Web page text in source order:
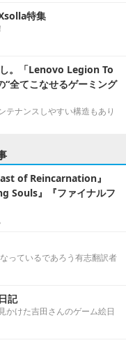
特集
。「Lenovo Legion To
全てこなせるゲーミング
テナンスしやすい構造もあり
of Reincarnation』
Souls』『ファイナルフ
っているであろう有志翻訳者
記
かけた吉田さんのゲーム絵日